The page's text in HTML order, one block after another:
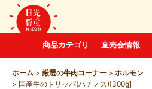
商品カテゴリ 直売会情報
ホーム > 厳選の牛肉コーナー > ホルモン
> 国産牛のトリッパ(ハチノス)[300g]